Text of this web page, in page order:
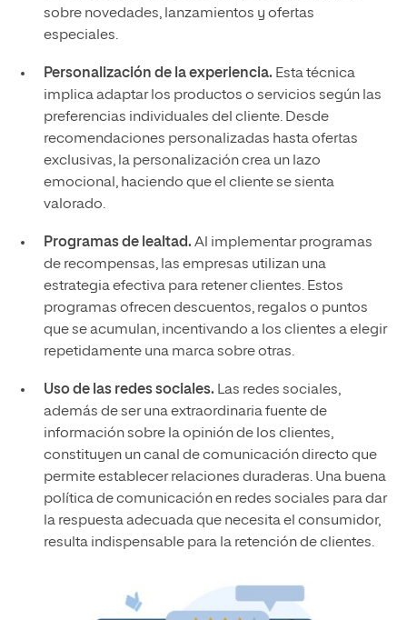
sobre novedades, lanzamientos y ofertas
especiales.
Personalización de la experiencia. Esta técnica
implica adaptar los productos o servicios según las
preferencias individuales del cliente. Desde
recomendaciones personalizadas hasta ofertas
exclusivas, la personalización crea un lazo
emocional, haciendo que el cliente se sienta
valorado.
Programas de lealtad. Al implementar programas
de recompensas, las empresas utilizan una
estrategia efectiva para retener clientes. Estos
programas ofrecen descuentos, regalos o puntos
que se acumulan, incentivando a los clientes a elegir
repetidamente una marca sobre otras.
Uso de las redes sociales. Las redes sociales,
además de ser una extraordinaria fuente de
información sobre la opinión de los clientes,
constituyen un canal de comunicación directo que
permite establecer relaciones duraderas. Una buena
política de comunicación en redes sociales para dar
la respuesta adecuada que necesita el consumidor,
resulta indispensable para la retención de clientes.